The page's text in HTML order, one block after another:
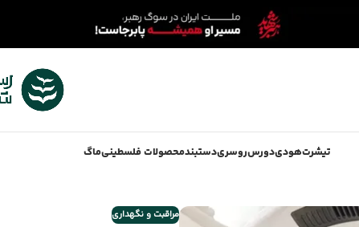
تیشرتهودیدورسروسریدستبندمحصولات فلسطینیماگ
مراقبت و نگهداری